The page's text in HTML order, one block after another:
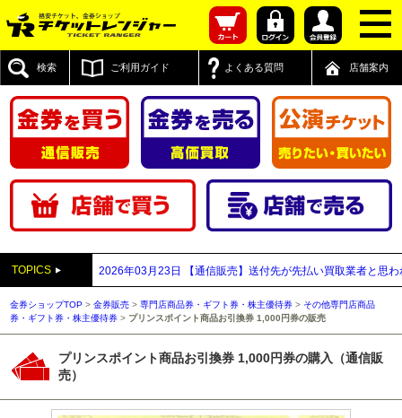
検索 ご利用ガイド よくある質問 店舗案内
TOPICS
店について 2026年03月23日 【通信販売】送付先が先払い買取業者と思われる
金券ショップTOP >金券販売 >専門店商品券・ギフト券・株主優待券 > その他専門店商品
券・ギフト券・株主優待券 > プリンスポイント商品お引換券 1,000円券の販売
プリンスポイント商品お引換券 1,000円券の購入（通信販
売）